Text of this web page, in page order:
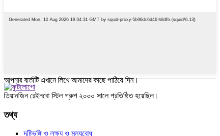
আপনার বার্তাটি এখানে লিখে আমাদের কাছে পাঠিয়ে দিন।
তিয়ানজিন রেইনবো স্টিল গ্রুপ ২০০০ সালে প্রতিষ্ঠিত হয়েছিল।
তথ্য
দৃষ্টিভঙ্গি ও লক্ষ্য ও মূল্যবোধ